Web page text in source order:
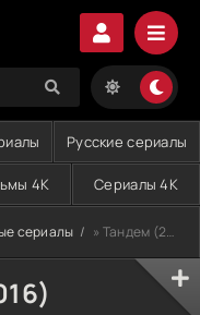
Русские сериалы
4K Сериалы 4K
сериалы » Тандем (2016)